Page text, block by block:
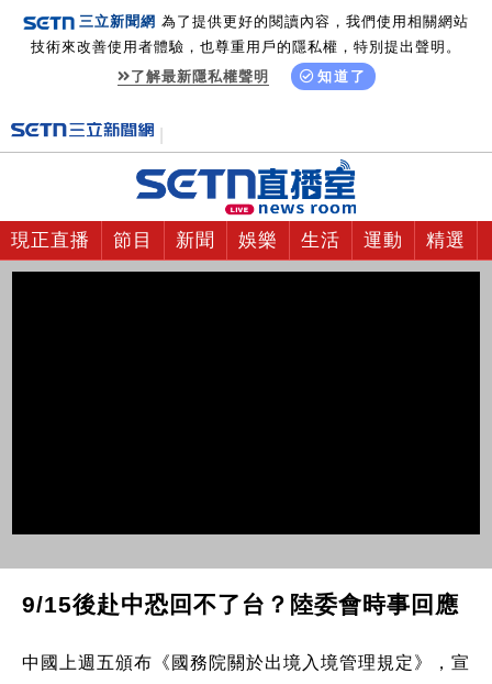
三立新聞網 為了提供更好的閱讀內容，我們使用相關網站
技術來改善使用者體驗，也尊重用戶的隱私權，特別提出聲明。
了解最新隱私權聲明
知道了
現正直播 節目 新聞 娛樂 生活 運動 精選
9/15後赴中恐回不了台？陸委會時事回應
中國上週五頒布《國務院關於出境入境管理規定》，宣